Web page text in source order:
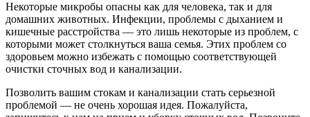
Некоторые микробы опасны как для человека, так и для
домашних животных. Инфекции, проблемы с дыханием и
кишечные расстройства — это лишь некоторые из проблем, с
которыми может столкнуться ваша семья. Этих проблем со
здоровьем можно избежать с помощью соответствующей
очистки сточных вод и канализации.
Позволить вашим стокам и канализации стать серьезной
проблемой — не очень хорошая идея. Пожалуйста,